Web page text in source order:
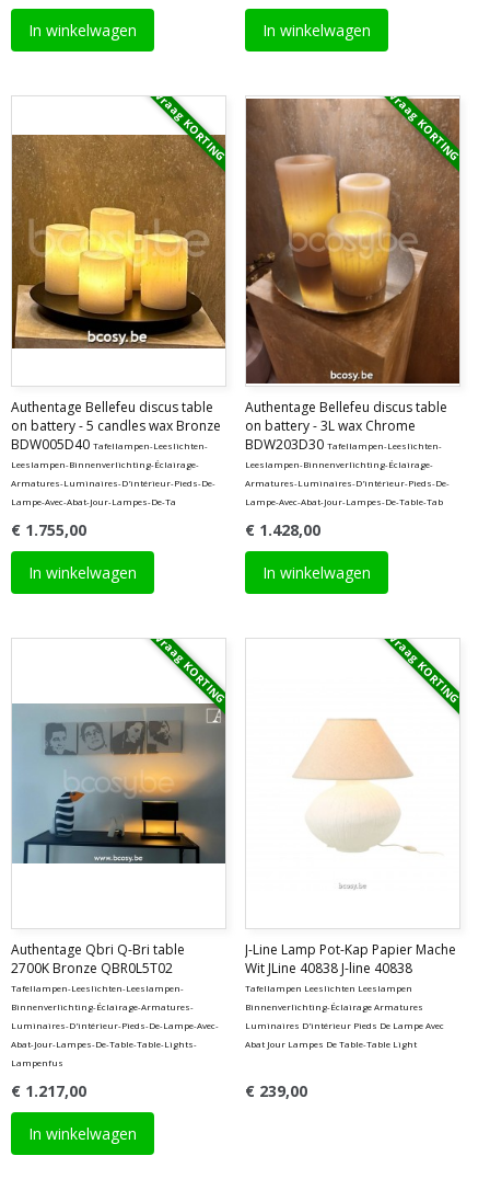
In winkelwagen In winkelwagen
Vraag KORTING
Authentage Bellefeu discus table
on battery - 5 candles wax Bronze
BDW005D40 Tafellampen-Leeslichten-
Leeslampen-Binnenverlichting-Éclairage-
Armatures-Luminaires-D'intérieur-Pieds-De-
Lampe-Avec-Abat-Jour-Lampes-De-Ta
€ 1.755,00
In winkelwagen
Vraag KORTING
Authentage Bellefeu discus table
on battery - 3L wax Chrome
BDW203D30 Tafellampen-Leeslichten-
Leeslampen-Binnenverlichting-Éclairage-
Armatures-Luminaires-D'intérieur-Pieds-De-
Lampe-Avec-Abat-Jour-Lampes-De-Table-Tab
€ 1.428,00
In winkelwagen
Vraag KORTING
Authentage Qbri Q-Bri table
2700K Bronze QBR0L5T02
Tafellampen-Leeslichten-Leeslampen-
Binnenverlichting-Éclairage-Armatures-
Luminaires-D'intérieur-Pieds-De-Lampe-Avec-
Abat-Jour-Lampes-De-Table-Table-Lights-
Lampenfus
€ 1.217,00
In winkelwagen
Vraag KORTING
J-Line Lamp Pot-Kap Papier Mache
Wit JLine 40838 J-line 40838
Tafellampen Leeslichten Leeslampen
Binnenverlichting-Éclairage Armatures
Luminaires D'intérieur Pieds De Lampe Avec
Abat Jour Lampes De Table-Table Light
€ 239,00